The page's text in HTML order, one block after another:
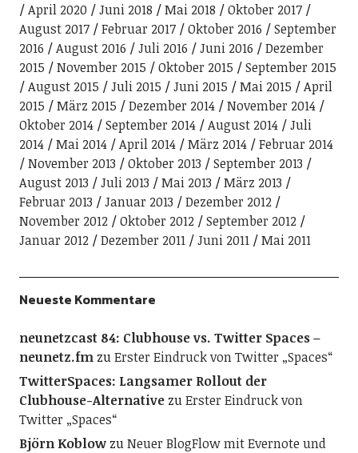
April 2020
Juni 2018 Mai 2018
Oktober 2017
August 2017
Februar 2017 Oktober 2016
September
2016
August 2016 Juli 2016 Juni 2016
Dezember
2015
November 2015 Oktober 2015
September 2015
August 2015
Juli 2015 Juni 2015 Mai 2015
April
2015
März 2015 Dezember 2014
November 2014
Oktober 2014
September 2014 August 2014
Juli
2014
Mai 2014 April 2014 März 2014
Februar 2014
November 2013
Oktober 2013
September 2013
August 2013
Juli 2013 Mai 2013
März 2013
Februar 2013
Januar 2013
Dezember 2012
November 2012
Oktober 2012
September 2012
Januar 2012
Dezember 2011 Juni 2011 Mai 2011
Neueste Kommentare
neunetzcast 84: Clubhouse vs. Twitter Spaces –
neunetz.fmzuErster Eindruck von Twitter „Spaces“
TwitterSpaces: Langsamer Rollout der
Clubhouse-AlternativezuErster Eindruck von
Twitter „Spaces“
Björn KoblowzuNeuer BlogFlow mit Evernote und